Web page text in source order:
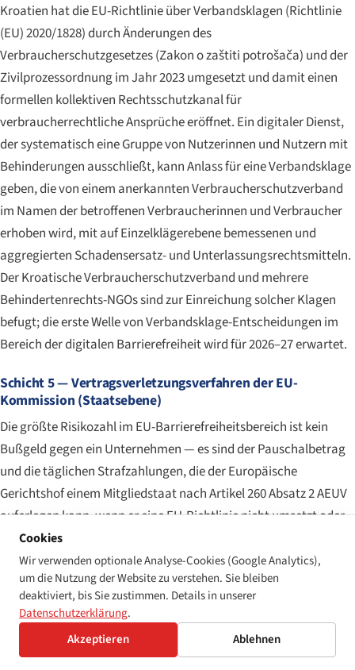
Kroatien hat die EU-Richtlinie über Verbandsklagen (Richtlinie
(EU) 2020/1828) durch Änderungen des
Verbraucherschutzgesetzes (Zakon o zaštiti potrošača) und der
Zivilprozessordnung im Jahr 2023 umgesetzt und damit einen
formellen kollektiven Rechtsschutzkanal für
verbraucherrechtliche Ansprüche eröffnet. Ein digitaler Dienst,
der systematisch eine Gruppe von Nutzerinnen und Nutzern mit
Behinderungen ausschließt, kann Anlass für eine Verbandsklage
geben, die von einem anerkannten Verbraucherschutzverband
im Namen der betroffenen Verbraucherinnen und Verbraucher
erhoben wird, mit auf Einzelklägerebene bemessenen und
aggregierten Schadensersatz- und Unterlassungsrechtsmitteln.
Der Kroatische Verbraucherschutzverband und mehrere
Behindertenrechts-NGOs sind zur Einreichung solcher Klagen
befugt; die erste Welle von Verbandsklage-Entscheidungen im
Bereich der digitalen Barrierefreiheit wird für 2026–27 erwartet.
Schicht 5 — Vertragsverletzungsverfahren der EU-
Kommission (Staatsebene)
Die größte Risikozahl im EU-Barrierefreiheitsbereich ist kein
Bußgeld gegen ein Unternehmen — es sind der Pauschalbetrag
und die täglichen Strafzahlungen, die der Europäische
Gerichtshof einem Mitgliedstaat nach Artikel 260 Absatz 2 AEUV
auferlegen kann, wenn er eine EU-Richtlinie nicht umsetzt oder
durchsetzt. Die Kommissionsmitteilung von 2025 über finanzielle
Sanktionen setzt den indiktativen
Mindestpauschalzahlungsbetrag für die Nichteinhaltung eines
früheren EuGH-Urteils auf1.344.000 € für Kroatien
täglichen Strafzahlungen, die ausgehend von einem Basiswert
1.200–8.000 € pro Tag
mit Schweregrad- und
Cookies
Wir verwenden optionale Analyse-Cookies (Google Analytics),
um die Nutzung der Website zu verstehen. Sie bleiben
deaktiviert, bis Sie zustimmen. Details in unserer
Datenschutzerklärung.
Akzeptieren
Ablehnen